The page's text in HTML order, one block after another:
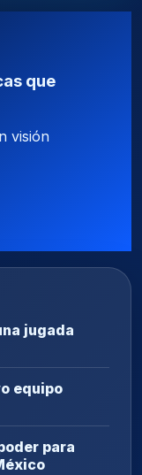
que
visión
jugada
equipo
para